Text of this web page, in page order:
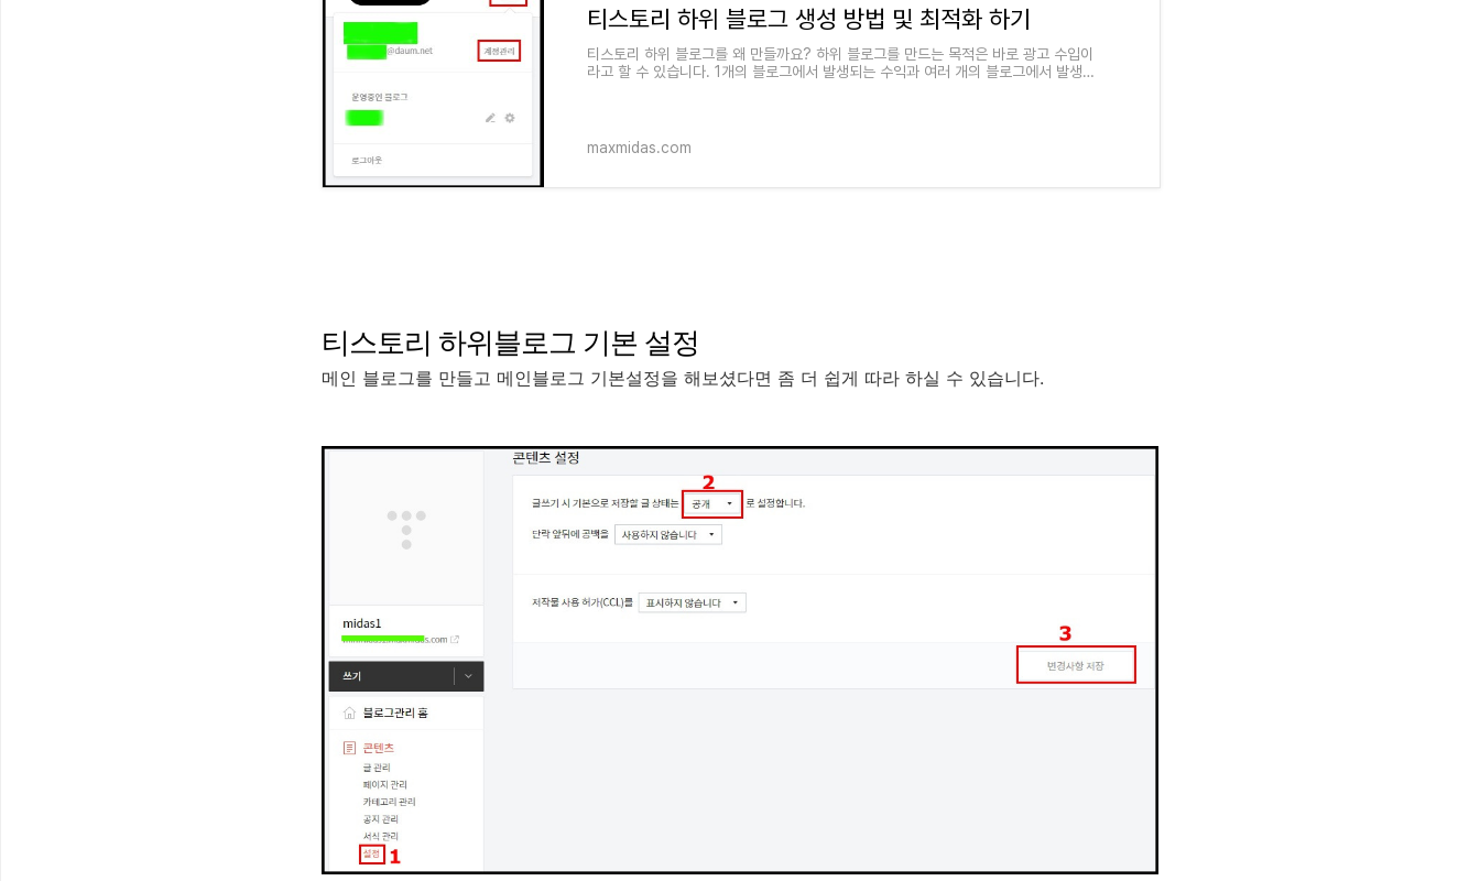
티스토리 하위 블로그 생성 방법 및 최적화 하기
티스토리 하위 블로그를 왜 만들까요? 하위 블로그를 만드는 목적은 바로 광고 수입이
라고 할 수 있습니다. 1개의 블로그에서 발생되는 수익과 여러 개의 블로그에서 발생되
maxmidas.com
티스토리 하위블로그 기본 설정
메인 블로그를 만들고 메인블로그 기본설정을 해보셨다면 좀 더 쉽게 따라 하실 수 있습니다.